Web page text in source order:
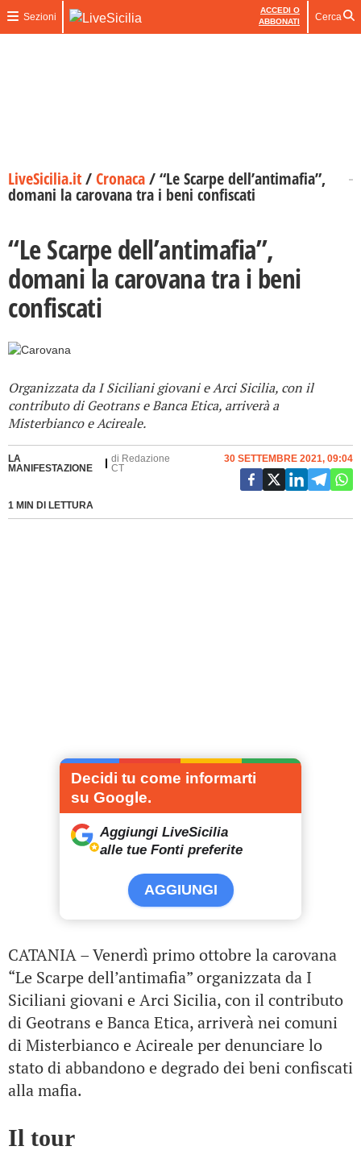
Sezioni
ACCEDI O
ABBONATI
Cerca
LiveSicilia.it/Cronaca/“Le Scarpe dell’antimafia”,
domani la carovana tra i beni confiscati
“Le Scarpe dell’antimafia”,
domani la carovana tra i beni
confiscati
Organizzata da I Siciliani giovani e Arci Sicilia, con il
contributo di Geotrans e Banca Etica, arriverà a
Misterbianco e Acireale.
LA
MANIFESTAZIONE
di Redazione
CT
1 MIN DI LETTURA
30 SETTEMBRE 2021, 09:04
Decidi tu come informarti
su Google.
Aggiungi LiveSicilia
alle tue Fonti preferite
AGGIUNGI
CATANIA – Venerdì primo ottobre la carovana
“Le Scarpe dell’antimafia” organizzata da I
Siciliani giovani e Arci Sicilia, con il contributo
di Geotrans e Banca Etica, arriverà nei comuni
di Misterbianco e Acireale per denunciare lo
stato di abbandono e degrado dei beni confiscati
alla mafia.
Il tour